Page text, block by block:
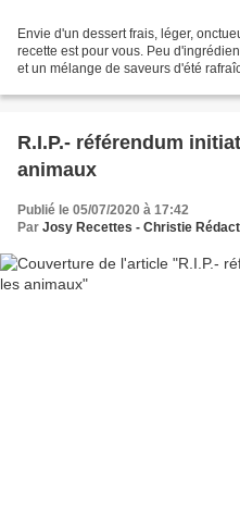
Envie d'un dessert frais, léger,
recette est pour vous. Peu
et un mélange de saveurs d'été
R.I.P.- référendum
animaux
Publié le 05/07/2020 à 17:42
Par Josy Recettes - Christie